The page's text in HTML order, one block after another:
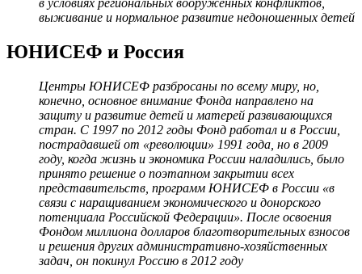
в условиях региональных вооруженных конфликтов,
выживание и нормальное развитие недоношенных детей
ЮНИСЕФ и Россия
Центры ЮНИСЕФ разбросаны по всему миру, но,
конечно, основное внимание Фонда направлено на
защиту и развитие детей и матерей развивающихся
стран. С 1997 по 2012 годы Фонд работал и в России,
пострадавшей от «революции» 1991 года, но в 2009
году, когда жизнь и экономика России наладились, было
принято решение о поэтапном закрытии всех
представительств, программ ЮНИСЕФ в России «в
связи с наращиванием экономического и донорского
потенциала Российской Федерации». После освоения
Фондом миллиона долларов благотворительных взносов
и решения других административно-хозяйственных
задач, он покинул Россию в 2012 году